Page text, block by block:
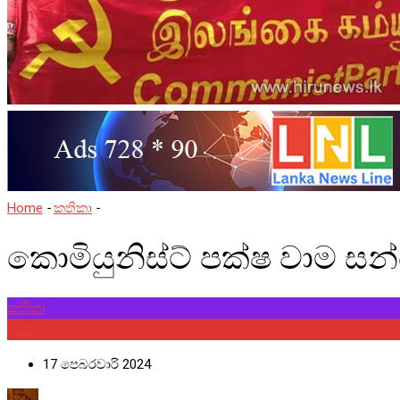
Home -කතිකා -
කොමියුනිස්ට් පක්ෂ වාම
කතිකා
17 පෙබරවාරි 2024